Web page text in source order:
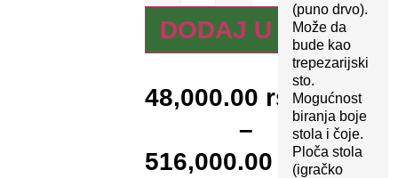
DODAJ U KORPU
48,000.00 rsd
–
516,000.00
rsd
(puno drvo).
Može da
bude kao
trepezarijski
sto.
Mogućnost
biranja boje
stola i čoje.
Ploča stola
(igračko